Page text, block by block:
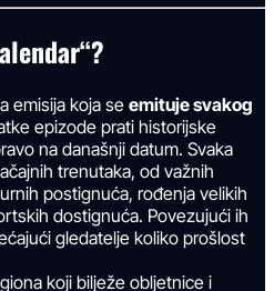
emisija koja se emituje svakog
epizode prati historijske
na današnji datum. Svaka
trenutaka, od važnih
postignuća, rođenja velikih
dostignuća. Povezujući ih
gledatelje koliko prošlost
koji bilježe obljetnice i